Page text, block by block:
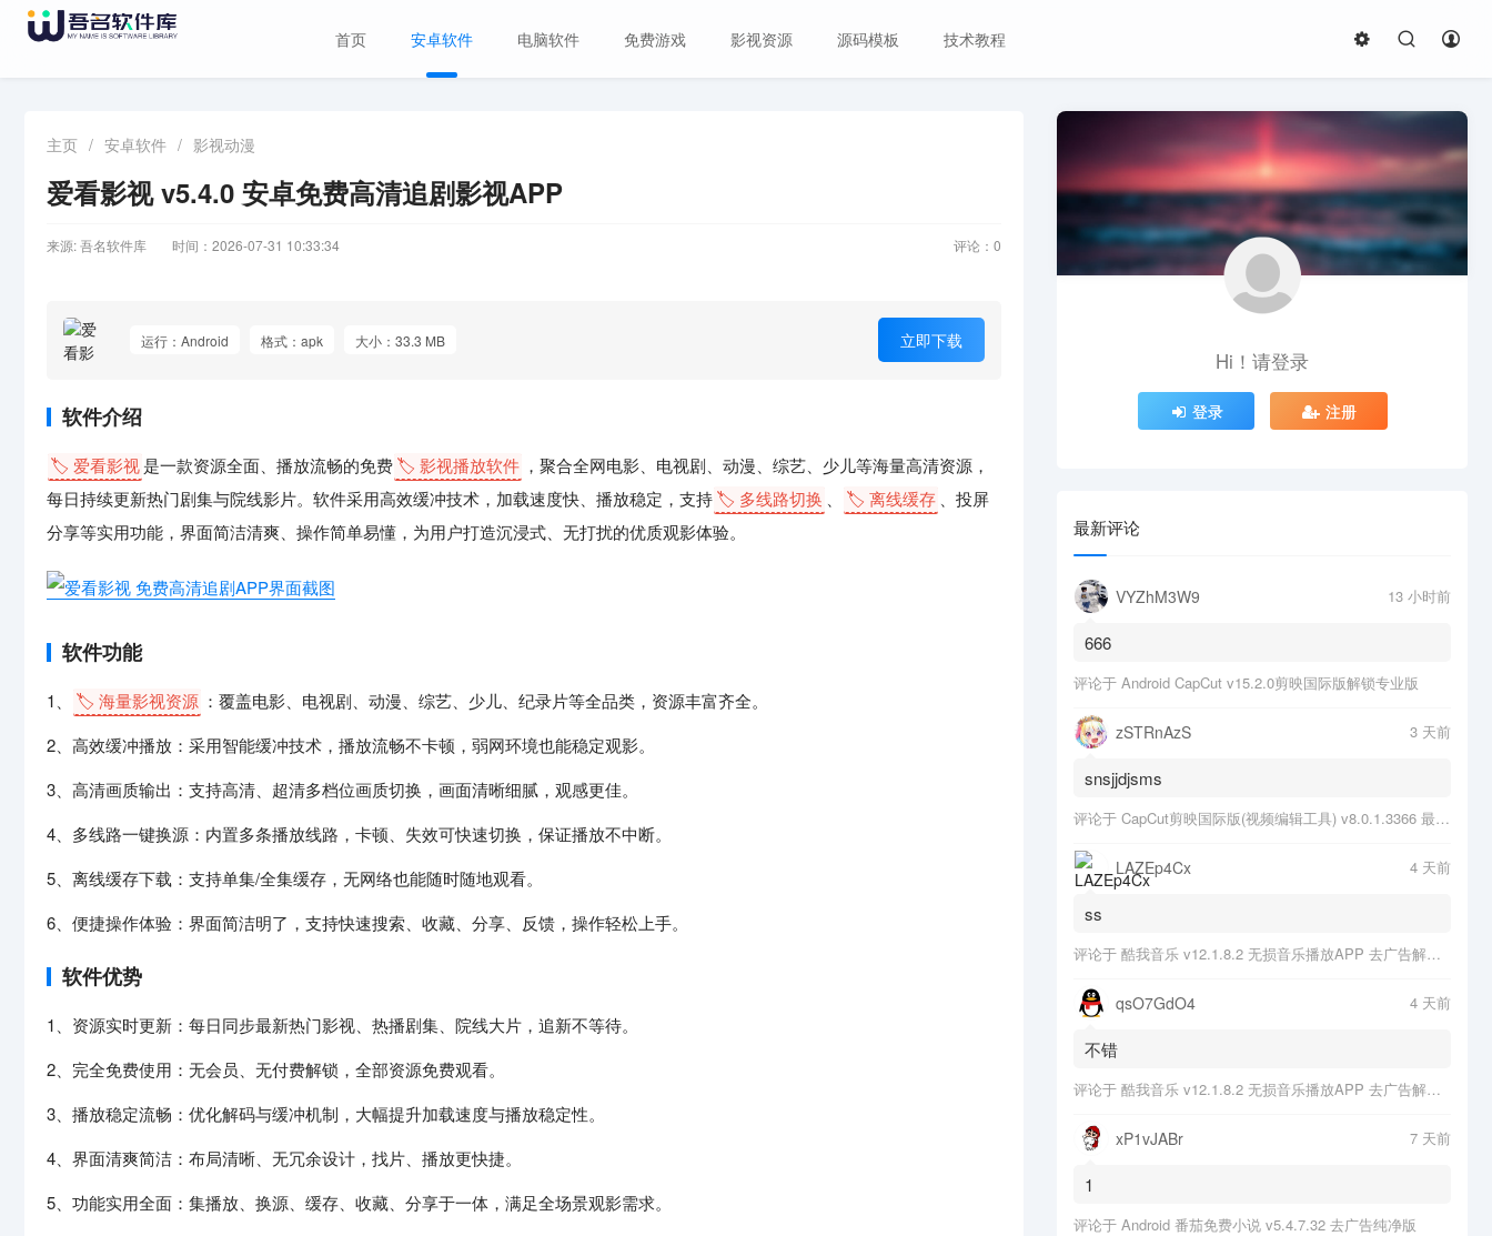
首页 安卓软件 电脑软件 免费游戏 影视资源 源码模板 技术教程
主页 / 安卓软件 / 影视动漫
爱看影视 v5.4.0 安卓免费高清追剧影视APP
来源: 吾名软件库 时间：2026-07-31 10:33:34 评论： 0
运行：Android 格式：apk 大小：33.3 MB 立即下载
软件介绍
🏷️ 爱看影视是一款资源全面、播放流畅的免费🏷️ 影视播放软件 ，聚合全网电影、电视剧、动漫、综艺、少儿等海量高清资源，
每日持续更新热门剧集与院线影片。软件采用高效缓冲技术，加载速度快、播放稳定，支持🏷️ 多线路切换 🏷️ 离线缓存
、投屏
分享等实用功能，界面简洁清爽、操作简单易懂，为用户打造沉浸式、无打扰的优质观影体验。
软件功能
1、 🏷️ 海量影视资源 ：覆盖电影、电视剧、动漫、综艺、少儿、纪录片等全品类，资源丰富齐全。
2、高效缓冲播放：采用智能缓冲技术，播放流畅不卡顿，弱网环境也能稳定观影。
3、高清画质输出：支持高清、超清多档位画质切换，画面清晰细腻，观感更佳。
4、多线路一键换源：内置多条播放线路，卡顿、失效可快速切换，保证播放不中断。
5、离线缓存下载：支持单集/全集缓存，无网络也能随时随地观看。
6、便捷操作体验：界面简洁明了，支持快速搜索、收藏、分享、反馈，操作轻松上手。
软件优势
1、资源实时更新：每日同步最新热门影视、热播剧集、院线大片，追新不等待。
2、完全免费使用：无会员、无付费解锁，全部资源免费观看。
3、播放稳定流畅：优化解码与缓冲机制，大幅提升加载速度与播放稳定性。
4、界面清爽简洁：布局清晰、无冗余设计，找片、播放更快捷。
5、功能实用全面：集播放、换源、缓存、收藏、分享于一体，满足全场景观影需求。
Hi！请登录
登录 注册
最新评论
VYZhM3W9 13 小时前
666
评论于 Android CapCut v15.2.0剪映国际版解锁专业版
zSTRnAzS 3 天前
snsjjdjsms
评论于 CapCut剪映国际版(视频编辑工具) v8.0.1.3366 最新版
LAZEp4Cx 4 天前
ss
评论于 酷我音乐 v12.1.8.2 无损音乐播放APP 去广告解锁会员版
qsO7GdO4 4 天前
不错
评论于 酷我音乐 v12.1.8.2 无损音乐播放APP 去广告解锁会员版
xP1vJABr 7 天前
1
评论于 Android 番茄免费小说 v5.4.7.32 去广告纯净版